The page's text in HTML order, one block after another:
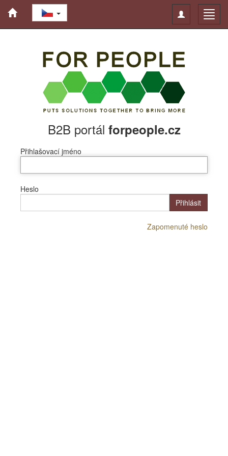
Toggle
navigation
B2B portál forpeople.cz
Přihlašovací jméno
Heslo
Přihlásit
Zapomenuté heslo